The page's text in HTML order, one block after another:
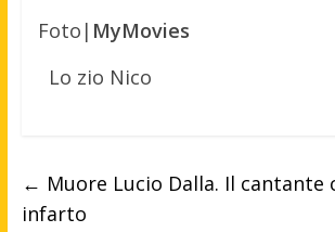
Foto| MyMovies
Lo zio Nico
← Muore Lucio Dalla. Il cantante
infarto